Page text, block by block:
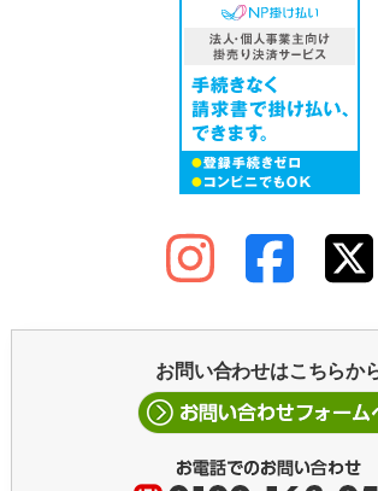
お問い合わせはこちらか